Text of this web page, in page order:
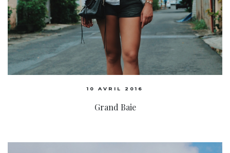
10 AVRIL 2016
Grand Baie